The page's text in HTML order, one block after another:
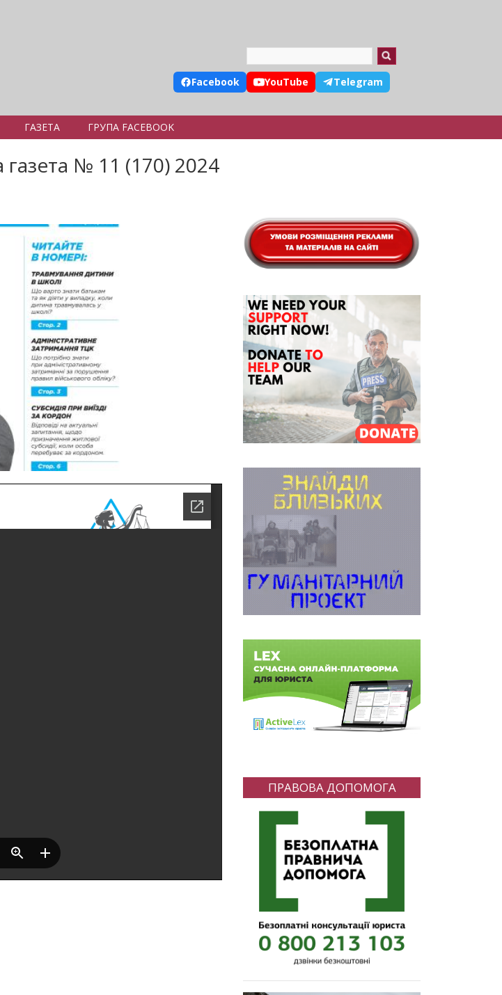
Facebook YouTube Telegram
ГАЗЕТА ГРУПА FACEBOOK
газета № 11 (170) 2024
ПРАВОВА ДОПОМОГА